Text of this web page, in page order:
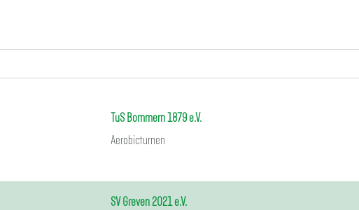
TuS Bommern 1879 e.V.
Aerobicturnen
SV Greven 2021 e.V.